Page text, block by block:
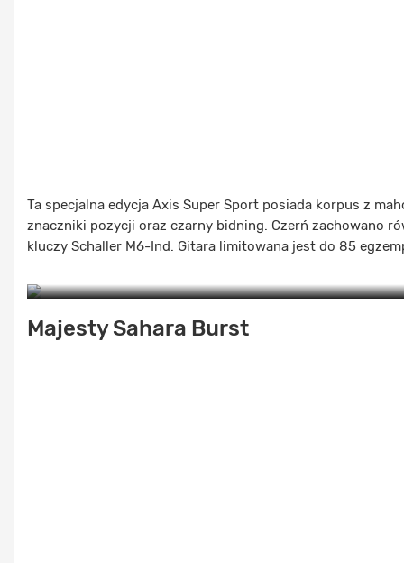
Ta specjalna edycja Axis Super Sport posiada korpus z
znaczniki pozycji oraz czarny bidning. Czerń zachowano
kluczy Schaller M6-Ind. Gitara limitowana jest do 85
Majesty Sahara Burst